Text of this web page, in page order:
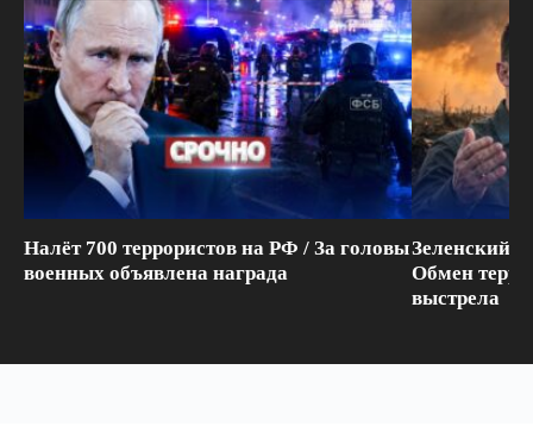
Налёт 700 террористов на РФ / За головы
военных объявлена награда
Зеленский
Обмен
выстрела